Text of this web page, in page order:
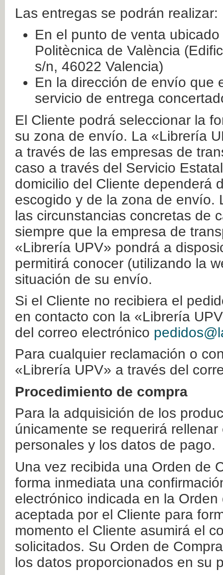
Las entregas se podrán realizar:
En el punto de venta
Politècnica de València
s/n, 46022 Valencia)
En la dirección de envío que
servicio de entrega
El Cliente podrá seleccionar la
su zona de envío. La «Librería
a través de las empresas de
caso a través del Servicio
domicilio del Cliente dependerá
escogido y de la zona de envío.
las circunstancias concretas de
siempre que la empresa de
«Librería UPV» pondrá a
permitirá conocer (utilizando la
situación de su envío.
Si el Cliente no recibiera el
en contacto con la «Librería
del correo electrónico
Para cualquier reclamación o
«Librería UPV» a través del
Procedimiento de compra
Para la adquisición de los
únicamente se requerirá
personales y los datos de pago.
Una vez recibida una Orden de
forma inmediata una
electrónico indicada en la
aceptada por el Cliente para
momento el Cliente asumirá el
solicitados. Su Orden de
los datos proporcionados en su